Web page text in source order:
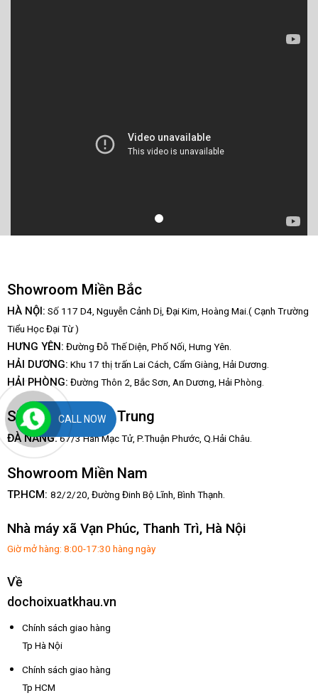
Showroom Miền Bắc
HÀ NỘI: Số 117 D4, Nguyễn Cảnh Dị, Đại Kim, Hoàng Mai.( Cạnh Trường
Tiểu Học Đại Từ )
HƯNG YÊN: Đường Đỗ Thế Diện, Phố Nối, Hưng Yên.
HẢI DƯƠNG: Khu 17 thị trấn Lai Cách, Cẩm Giàng, Hải Dương.
HẢI PHÒNG: Đường Thôn 2, Bắc Sơn, An Dương, Hải Phòng.
Showroom Miền Trung
ĐÀ NẴNG:67/3 Hàn Mạc Tử, P.Thuận Phước, Q.Hải Châu.
Showroom Miền Nam
TP.HCM: 82/2/20, Đường Đinh Bộ Lĩnh, Bình Thạnh.
Nhà máy xã Vạn Phúc, Thanh Trì, Hà Nội
Giờ mở hàng: 8:00-17:30 hàng ngày
Về
dochoixuatkhau.vn
Chính sách giao hàng
Tp Hà Nội
Chính sách giao hàng
Tp HCM
CALL NOW